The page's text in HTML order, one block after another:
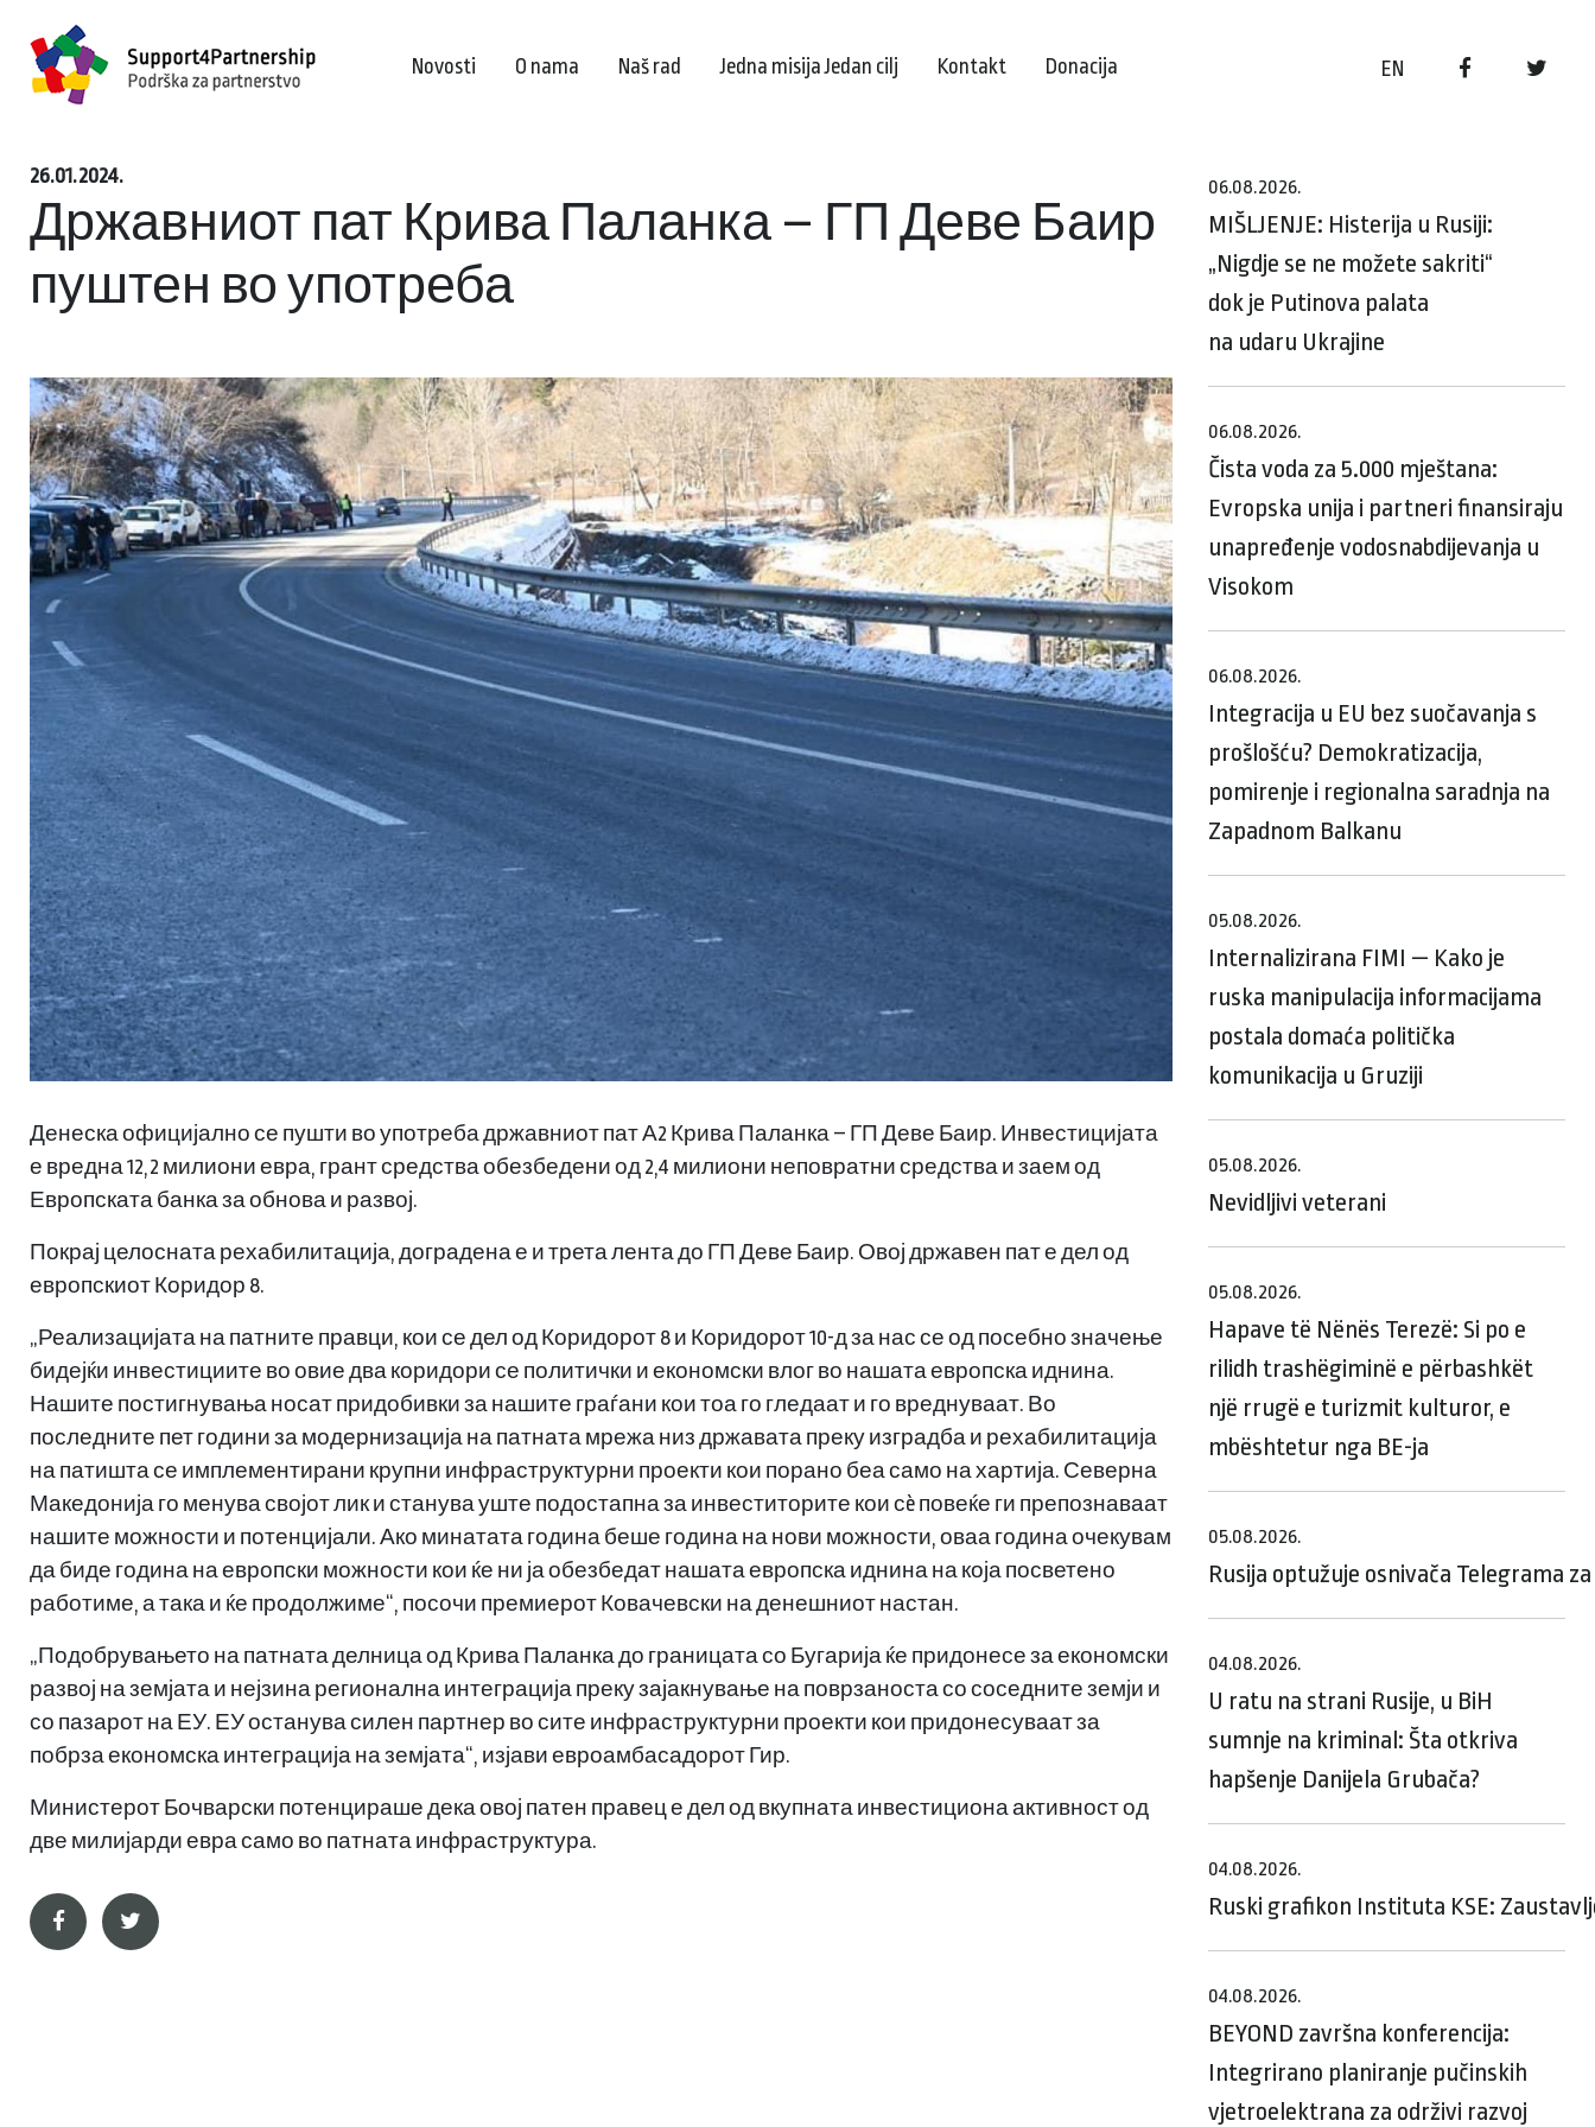
EN
Novosti O nama Naš rad Jedna misija Jedan cilj Kontakt Donacija
26.01.2024.
Државниот пат Крива Паланка – ГП Деве Баир
пуштен во употреба
Денеска официјално се пушти во употреба државниот пат А2 Крива Паланка – ГП Деве Баир. Инвестицијата
е вредна 12,2 милиони евра, грант средства обезбедени од 2,4 милиони неповратни средства и заем од
Европската банка за обнова и развој.
Покрај целосната рехабилитација, доградена е и трета лента до ГП Деве Баир. Овој државен пат е дел од
европскиот Коридор 8.
„Реализацијата на патните правци, кои се дел од Коридорот 8 и Коридорот 10-д за нас се од посебно значење
бидејќи инвестициите во овие два коридори се политички и економски влог во нашата европска иднина.
Нашите постигнувања носат придобивки за нашите граѓани кои тоа го гледаат и го вреднуваат. Во
последните пет години за модернизација на патната мрежа низ државата преку изградба и рехабилитација
на патишта се имплементирани крупни инфраструктурни проекти кои порано беа само на хартија. Северна
Македонија го менува својот лик и станува уште подостапна за инвеститорите кои сè повеќе ги препознаваат
нашите можности и потенцијали. Ако минатата година беше година на нови можности, оваа година очекувам
да биде година на европски можности кои ќе ни ја обезбедат нашата европска иднина на која посветено
работиме, а така и ќе продолжиме“, посочи премиерот Ковачевски на денешниот настан.
„Подобрувањето на патната делница од Крива Паланка до границата со Бугарија ќе придонесе за економски
развој на земјата и нејзина регионална интеграција преку зајакнување на поврзаноста со соседните земји и
со пазарот на ЕУ. ЕУ останува силен партнер во сите инфраструктурни проекти кои придонесуваат за
побрза економска интеграција на земјата“, изјави евроамбасадорот Гир.
Министерот Бочварски потенцираше дека овој патен правец е дел од вкупната инвестициона активност од
две милијарди евра само во патната инфраструктура.
06.08.2026.
MIŠLJENJE: Histerija u Rusiji:
„Nigdje se ne možete sakriti“
dok je Putinova palata
na udaru Ukrajine
06.08.2026.
Čista voda za 5.000 mještana:
Evropska unija i partneri finansiraju
unapređenje vodosnabdijevanja u
Visokom
06.08.2026.
Integracija u EU bez suočavanja s
prošlošću? Demokratizacija,
pomirenje i regionalna saradnja na
Zapadnom Balkanu
05.08.2026.
Internalizirana FIMI — Kako je
ruska manipulacija informacijama
postala domaća politička
komunikacija u Gruziji
05.08.2026.
Nevidljivi veterani
05.08.2026.
Hapave të Nënës Terezë: Si po e
rilidh trashëgiminë e përbashkët
një rrugë e turizmit kulturor, e
mbështetur nga BE-ja
05.08.2026.
Rusija optužuje osnivača Telegrama
04.08.2026.
U ratu na strani Rusije, u BiH
sumnje na kriminal: Šta otkriva
hapšenje Danijela Grubača?
04.08.2026.
Ruski grafikon Instituta KSE:
04.08.2026.
BEYOND završna konferencija:
Integrirano planiranje pučinskih
vjetroelektrana za održivi razvoj